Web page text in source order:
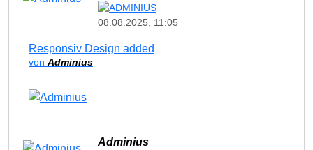
08.08.2025, 11:05
Responsiv Design added
von Adminius
Adminius